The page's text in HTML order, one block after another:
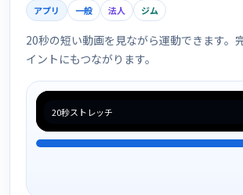
アプリ 一般 法人 ジム
20秒の短い動画を見ながら運動できます。
イントにもつながります。
20秒ストレッチ